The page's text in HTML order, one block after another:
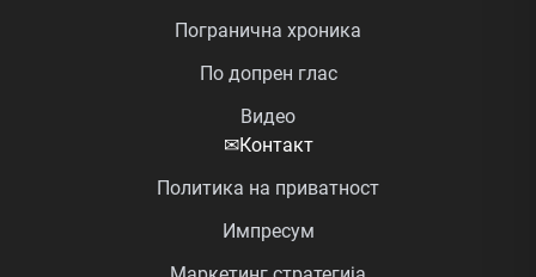
Погранична хроника
По допрен глас
Видео
✉Контакт
Политика на приватност
Импресум